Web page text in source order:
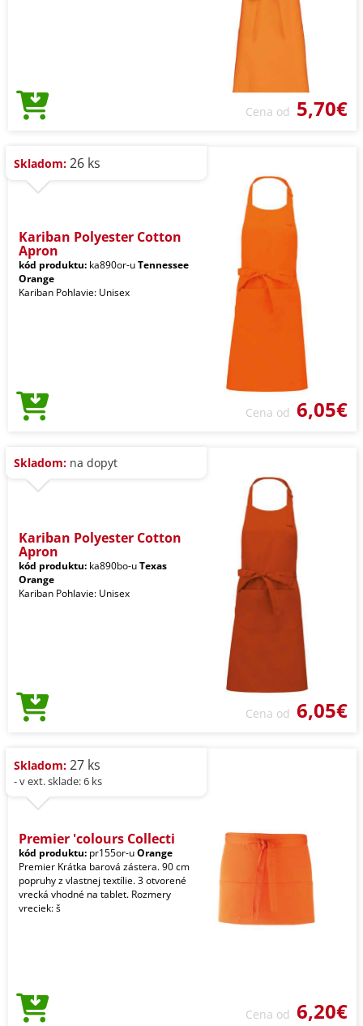
Cena od 5,70€
Skladom: 26 ks
Kariban Polyester Cotton
Apron
kód produktu: ka890or-uTennessee
Orange
Kariban Pohlavie: Unisex
Cena od 6,05€
Skladom: na dopyt
Kariban Polyester Cotton
Apron
kód produktu: ka890bo-uTexas
Orange
Kariban Pohlavie: Unisex
Cena od 6,05€
Skladom: 27 ks
- v ext. sklade: 6 ks
Premier 'colours Collecti
kód produktu: pr155or-uOrange
Premier Krátka barová zástera. 90 cm
popruhy z vlastnej textílie. 3 otvorené
vrecká vhodné na tablet. Rozmery
vreciek: š
Cena od 6,20€